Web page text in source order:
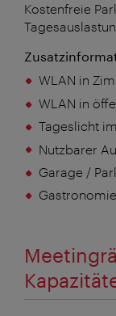
Kostenfreie
WLAN in
WLAN in
Tageslicht
Nutzbarer
Garage /
Gastronomie